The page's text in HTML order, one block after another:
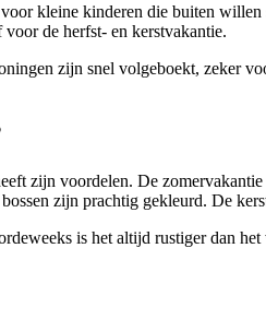
kleine kinderen die buiten
de herfst- en kerstvakantie.
zijn snel volgeboekt, zeker
zijn voordelen. De
zijn prachtig gekleurd. De
is het altijd rustiger dan